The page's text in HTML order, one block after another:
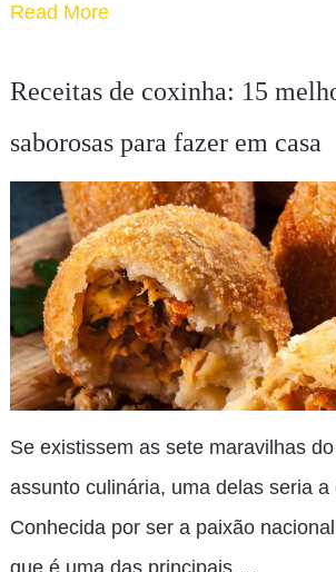
Read More
Receitas de coxinha: 15
saborosas para fazer em casa
Se existissem as sete maravilhas
assunto culinária, uma delas seria a
Conhecida por ser a paixão